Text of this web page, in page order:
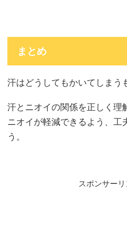
まとめ
汗はどうしてもかいてしまう
汗とニオイの関係を正しく理
ニオイが軽減できるよう、工
う。
スポンサーリ